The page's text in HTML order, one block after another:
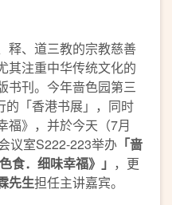
释、道三教的宗教慈善
其注重中华传统文化的
书刊。今年啬色园第三
的「香港书展」，同时
福》，并於今天（7月
议室S222-223举办 「啬
食．细味幸福》」 ，更
先生担任主讲嘉宾。